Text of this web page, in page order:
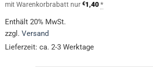
mit Warenkorbrabatt nur€1,40*
Enthält 20% MwSt.
zzgl.Versand
Lieferzeit: ca. 2-3 Werktage